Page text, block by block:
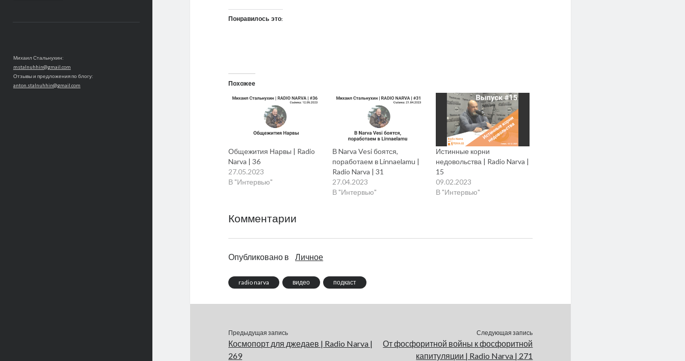
Михаил Стальнухин:
mstalnuhhin@gmail.com
Отзывы и предложения по блогу:
anton.stalnuhhin@gmail.com
Понравилось это:
Похожее
Общежития Нарвы | Radio
Narva | 36
27.05.2023
В "Интервью"
В Narva Vesi боятся,
поработаем в Linnaelamu |
Radio Narva | 31
27.04.2023
В "Интервью"
Истинные корни
недовольства | Radio Narva |
15
09.02.2023
В "Интервью"
Комментарии
Опубликовано в Личное
radio narva видео подкаст
Предыдущая запись
Космопорт для джедаев | Radio Narva |
269
Следующая запись
От фосфоритной войны к фосфоритной
капитуляции | Radio Narva | 271